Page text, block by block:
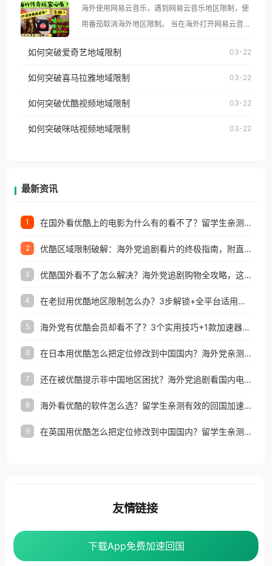
像其他音乐平台一样，出现地区及版权限制问题，且
仅能在中国大陆地区播放。 遇到这个问题的朋友们，
使用番茄回国加速器，即可解决「海外用户收听腾讯
台湾、美国、加拿大、澳大利亚、欧洲等国家和地区
权限制所困扰。
海外使用网易云音乐，遇到网易云音乐地区限制，使
用番茄取消海外地区限制。 当在海外打开网易云音
播放”的提示语。 海外用户如香港、澳门、台湾、美
国、加拿大、澳大利亚、欧洲等国家和地区时，网易
制问题，且仅能在中国大陆地区播放。 遇到这个问题
户收听网易云音乐地区版权限制」的问题，无论人在
如何突破爱奇艺地域限制 03-22
如何突破喜马拉雅地域限制 03-22
如何突破优酷视频地域限制 03-22
如何突破咪咕视频地域限制 03-22
最新资讯
1 在国外看优酷上的电影为什么有的看不了？留学生亲测有效的回国加速方案
2 优酷区域限制破解：海外党追剧看片的终极指南，附直播欧冠+1905电影网解决方案
3 优酷国外看不了怎么解决？海外党追剧购物全攻略，这招亲测有效！
4 在老挝用优酷地区限制怎么办？3步解锁+全平台适用的回国加速器指南
5 海外党有优酷会员却看不了？3个实用技巧+1款加速器解决追剧&金融APP难题
6 在日本用优酷怎么把定位修改到中国国内？海外党亲测有效的回国加速指南
7 还在被优酷提示非中国地区困扰？海外党追剧看国内电影的正确打开方式
8 海外看优酷的软件怎么选？留学生亲测有效的回国加速方案
9 在英国用优酷怎么把定位修改到中国国内？留学生亲测有效的回国加速方案
下载App免费加速回国
下载App免费加速回国
友情链接